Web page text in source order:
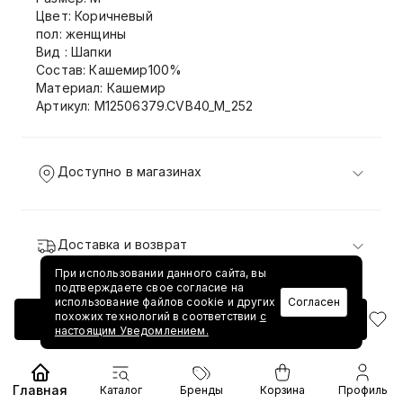
Добавить в корзину
Цвет: Коричневый
пол: женщины
Вид : Шапки
Состав: Кашемир100%
Материал: Кашемир
Артикул: M12506379.CVB40_M_252
Доступно в магазинах
Доставка и возврат
При использовании данного сайта, вы
подтверждаете свое согласие на
использование файлов cookie и других
похожих технологий в соответствии с
настоящим Уведомлением.
Согласен
Главная Каталог Бренды Корзина Профиль